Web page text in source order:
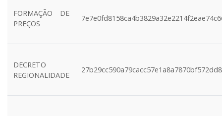
FORMAÇÃO DE
PREÇOS
DECRETO
REGIONALIDADE